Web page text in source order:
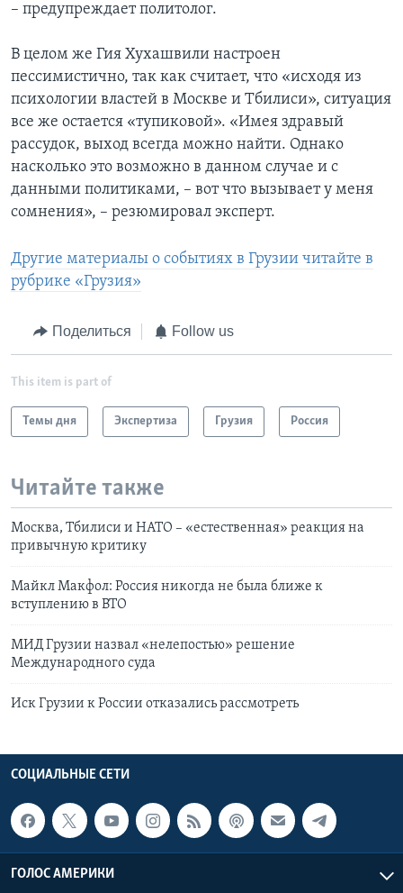
– предупреждает политолог.
В целом же Гия Хухашвили настроен
пессимистично, так как считает, что «исходя из
психологии властей в Москве и Тбилиси», ситуация
все же остается «тупиковой». «Имея здравый
рассудок, выход всегда можно найти. Однако
насколько это возможно в данном случае и с
данными политиками, – вот что вызывает у меня
сомнения», – резюмировал эксперт.
Другие материалы о событиях в Грузии читайте в
рубрике «Грузия»
Поделиться Follow us
This item is part of
Темы дня Экспертиза Грузия Россия
Читайте также
Москва, Тбилиси и НАТО – «естественная» реакция на
привычную критику
Майкл Макфол: Россия никогда не была ближе к
вступлению в ВТО
МИД Грузии назвал «нелепостью» решение
Международного суда
Иск Грузии к России отказались рассмотреть
СОЦИАЛЬНЫЕ СЕТИ
ГОЛОС АМЕРИКИ